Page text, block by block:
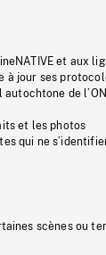
et aux
à jour ses
de
et les photos
qui ne
scènes ou